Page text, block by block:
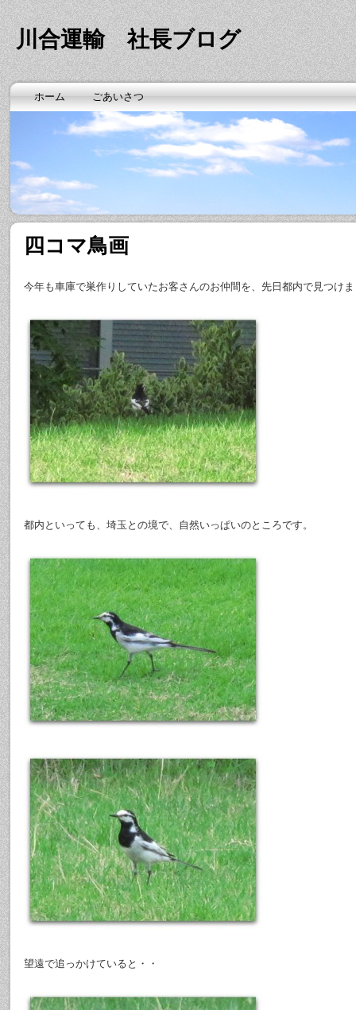
川合運輸 社長ブログ
ホーム ごあいさつ
四コマ鳥画
今年も車庫で巣作りしていたお客さんのお仲間を、先日都内で見つけ
都内といっても、埼玉との境で、自然いっぱいのところです。
望遠で追っかけていると・・